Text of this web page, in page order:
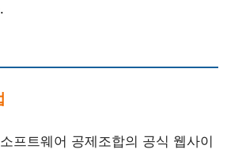
프트웨어 공제조합의 공식 웹사이